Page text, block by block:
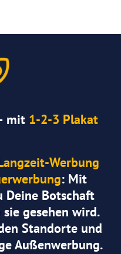
mit 1-2-3 Plakat
Werbung
: Mit
Deine Botschaft
gesehen wird.
Standorte und
Außenwerbung.